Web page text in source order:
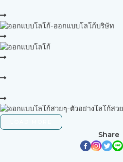
Share